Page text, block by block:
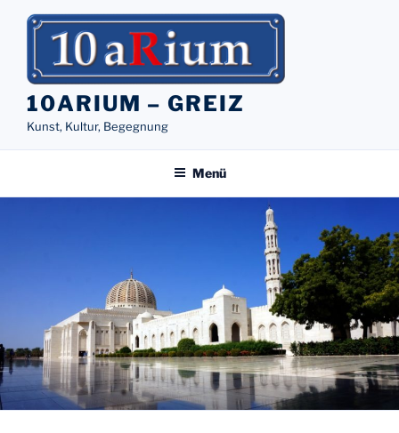
Inhalt
10ARIUM – GREIZ
Kunst, Kultur, Begegnung
Menü